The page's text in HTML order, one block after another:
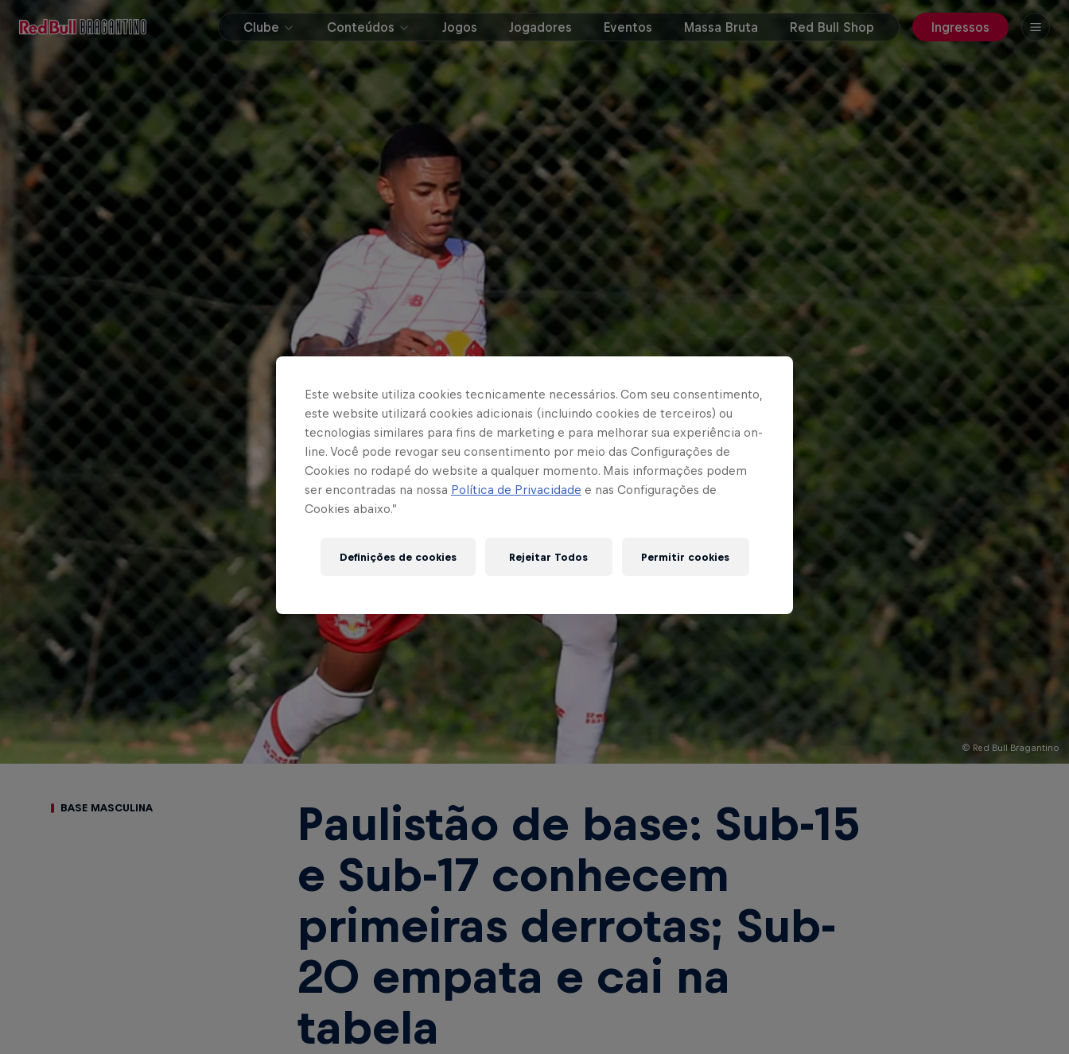
Clube Conteúdos Jogos Jogadores Eventos Massa Bruta Red Bull Shop Ingressos
© Red Bull Bragantino
BASE MASCULINA
Paulistão de base: Sub-15
e Sub-17 conhecem
primeiras derrotas; Sub-
20 empata e cai na
tabela
Este website utiliza cookies tecnicamente necessários. Com seu consentimento,
este website utilizará cookies adicionais (incluindo cookies de terceiros) ou
tecnologias similares para fins de marketing e para melhorar sua experiência on-
line. Você pode revogar seu consentimento por meio das Configurações de
Cookies no rodapé do website a qualquer momento. Mais informações podem
ser encontradas na nossa Política de Privacidade e nas Configurações de
Cookies abaixo.”
Definições de cookies Rejeitar Todos Permitir cookies